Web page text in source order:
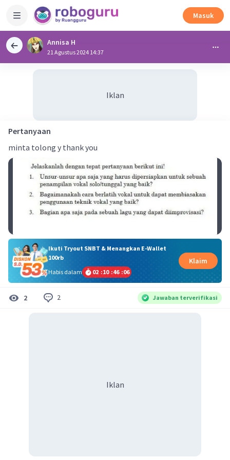
Masuk
Annisa H
21 Agustus 2024 14:37
Iklan
Pertanyaan
minta tolong y thank you
Ikuti Tryout SNBT & Menangkan E-Wallet
100rb
Habis dalam
02 :10 :46 :05
Klaim
2 2 Jawaban terverifikasi
Iklan